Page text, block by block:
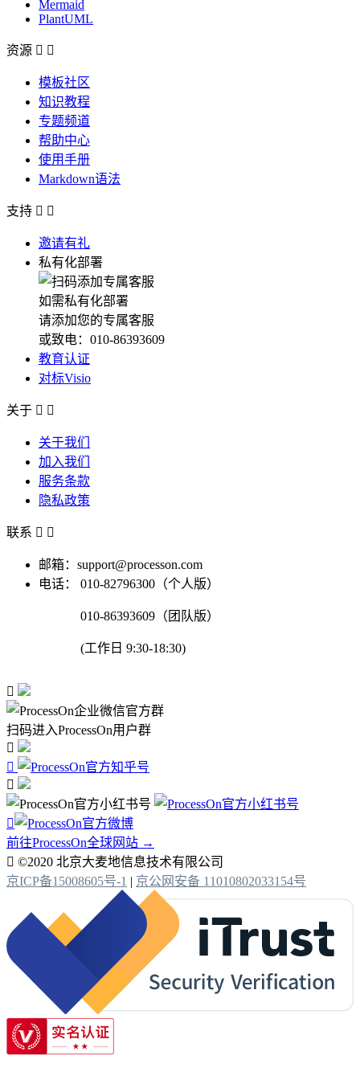
Mermaid
PlantUML
资源  
模板社区
知识教程
专题频道
帮助中心
使用手册
Markdown语法
支持  
邀请有礼
私有化部署
如需私有化部署
请添加您的专属客服
或致电：010-86393609
教育认证
对标Visio
关于  
关于我们
加入我们
服务条款
隐私政策
联系  
邮箱：support@processon.com
电话：
010-82796300（个人版）
010-86393609（团队版）
(工作日 9:30-18:30)

扫码进入ProcessOn用户群




前往ProcessOn全球网站 →
 ©2020 北京大麦地信息技术有限公司
京ICP备15008605号-1 | 京公网安备 11010802033154号